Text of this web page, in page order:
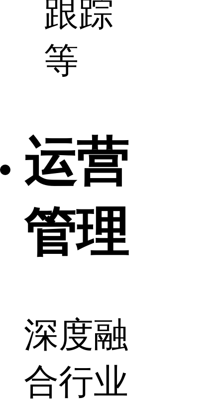
跟踪
等
运营
管理
深度融
合行业